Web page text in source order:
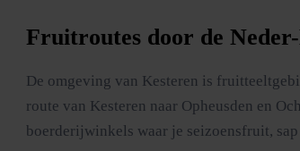
Fruitroutes door de
De omgeving van Kesteren is
route van Kesteren naar Opheusden en
boerderijwinkels waar je seizoensfruit,